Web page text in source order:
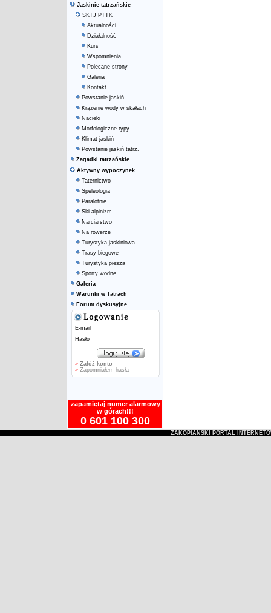
Jaskinie tatrzańskie
SKTJ PTTK
Aktualności
Działalność
Kurs
Wspomnienia
Polecane strony
Galeria
Kontakt
Powstanie jaskiń
Krążenie wody w skałach
Nacieki
Morfologiczne typy
Klimat jaskiń
Powstanie jaskiń tatrz.
Zagadki tatrzańskie
Aktywny wypoczynek
Taternictwo
Speleologia
Paralotnie
Ski-alpinizm
Narciarstwo
Na rowerze
Turystyka jaskiniowa
Trasy biegowe
Turystyka piesza
Sporty wodne
Galeria
Warunki w Tatrach
Forum dyskusyjne
E-mail
Hasło
» Załóż konto
»Zapomniałem hasła
zapamiętaj numer alarmowy
w górach!!!
0 601 100 300
ZAKOPIAŃSKI PORTAL